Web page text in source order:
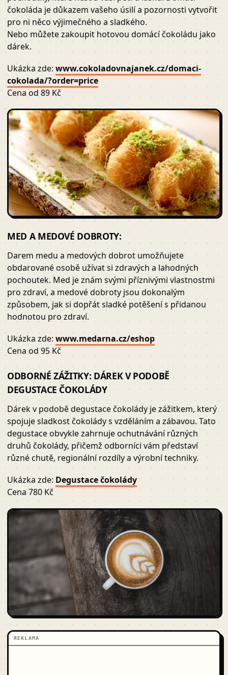
čokoláda je důkazem vašeho úsilí a pozornosti vytvořit
pro ni něco výjimečného a sladkého.
Nebo můžete zakoupit hotovou domácí čokoládu jako
dárek.
Ukázka zde: www.cokoladovnajanek.cz/domaci-
cokolada/?order=price
Cena od 89 Kč
MED A MEDOVÉ DOBROTY:
Darem medu a medových dobrot umožňujete
obdarované osobě užívat si zdravých a lahodných
pochoutek. Med je znám svými příznivými vlastnostmi
pro zdraví, a medové dobroty jsou dokonalým
způsobem, jak si dopřát sladké potěšení s přidanou
hodnotou pro zdraví.
Ukázka zde: www.medarna.cz/eshop
Cena od 95 Kč
ODBORNÉ ZÁŽITKY: DÁREK V PODOBĚ
DEGUSTACE ČOKOLÁDY
Dárek v podobě degustace čokolády je zážitkem, který
spojuje sladkost čokolády s vzděláním a zábavou. Tato
degustace obvykle zahrnuje ochutnávání různých
druhů čokolády, přičemž odborníci vám představí
různé chutě, regionální rozdíly a výrobní techniky.
Ukázka zde: Degustace čokolády
Cena 780 Kč
REKLAMA